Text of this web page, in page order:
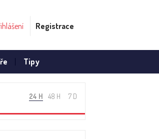
Registrace
Tipy
7 D
48 H
24 H